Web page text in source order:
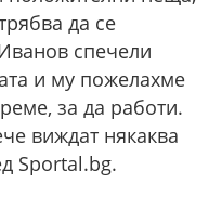
да се
спечели
и му пожелахме
за да работи.
виждат някаква
Sportal.bg.